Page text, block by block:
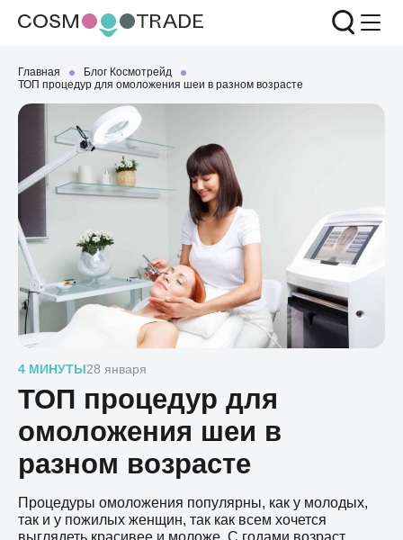
Главная
Блог Космотрейд
ТОП процедур для омоложения шеи в разном возрасте
4 МИНУТЫ28 января
ТОП процедур для
омоложения шеи в
разном возрасте
Процедуры омоложения популярны, как у молодых,
так и у пожилых женщин, так как всем хочется
выглядеть красивее и моложе. С годами возраст